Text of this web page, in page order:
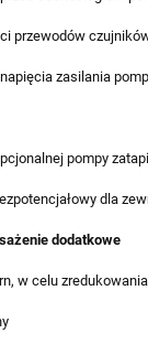
przewodów
zasilania
pompy
dla
dodatkowe
w celu